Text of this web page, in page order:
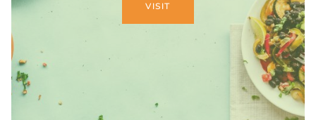
VISIT